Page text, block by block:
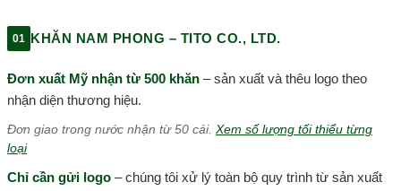
01 KHĂN NAM PHONG – TITO CO., LTD.
Đơn xuất Mỹ nhận từ 500 khăn – sản xuất và thêu logo theo
nhận diện thương hiệu.
Đơn giao trong nước nhận từ 50 cái. Xem số lượng tối thiểu từng
loại
Chỉ cần gửi logo – chúng tôi xử lý toàn bộ quy trình từ sản xuất